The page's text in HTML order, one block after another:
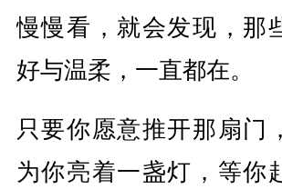
慢慢看，就会发现，那
好与温柔，一直都在。
只要你愿意推开那扇门
为你亮着一盏灯，等你